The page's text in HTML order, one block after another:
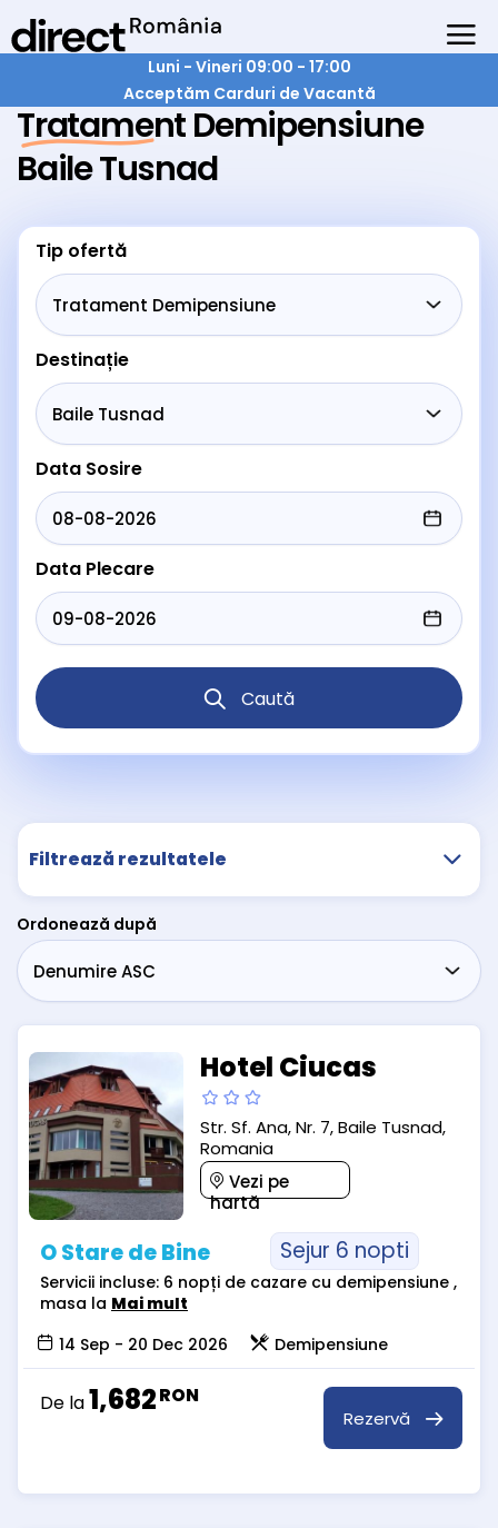
Luni - Vineri 09:00 - 17:00
Acceptăm Carduri de Vacantă
Tratament Demipensiune
Baile Tusnad
Tip ofertă
Destinație
Data Sosire
Data Plecare
Caută
Filtrează rezultatele
Ordonează după
Hotel Ciucas
Str. Sf. Ana, Nr. 7, Baile Tusnad,
Romania
Vezi pe
hartă
O Stare de Bine Sejur 6 nopti
Servicii incluse: 6 nopți de cazare cu demipensiune ,
masa la Mai mult
14 Sep - 20 Dec 2026
Demipensiune
De la1,682RON
Rezervă